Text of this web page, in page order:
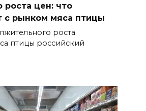
роста цен: что
с рынком мяса птицы
роста
птицы российский